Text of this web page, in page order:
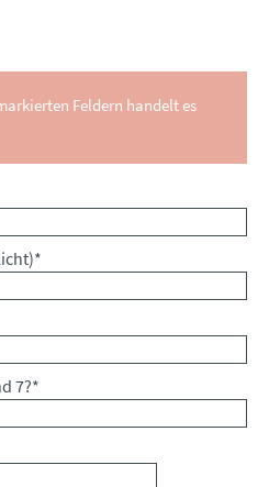
Feldern handelt es
*
7?*